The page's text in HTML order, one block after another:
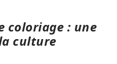
coloriage : une
culture